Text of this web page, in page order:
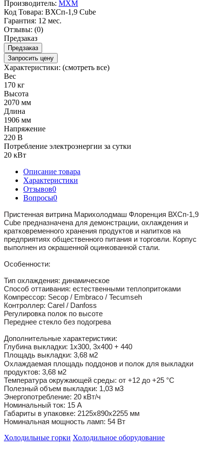
Производитель: МХМ
Код Товара: ВХСп-1,9 Cube
Гарантия: 12 мес.
Отзывы: (0)
Предзаказ
Предзаказ
Запросить цену
Характеристики: (смотреть все)
Вес
170 кг
Высота
2070 мм
Длина
1906 мм
Напряжение
220 В
Потребление электроэнергии за сутки
20 кВт
Описание товара
Характеристики
Отзывов0
Вопросы0
Пристенная витрина Марихолодмаш Флоренция ВХСп-1,9
Cube предназначена для демонстрации, охлаждения и
кратковременного хранения продуктов и напитков на
предприятиях общественного питания и торговли. Корпус
выполнен из окрашенной оцинкованной стали.
Особенности:
Тип охлаждения: динамическое
Способ оттаивания: естественными теплопритоками
Компрессор: Secop / Embraco / Tecumseh
Контроллер: Carel / Danfoss
Регулировка полок по высоте
Переднее стекло без подогрева
Дополнительные характеристики:
Глубина выкладки: 1х300, 3х400 + 440
Площадь выкладки: 3,68 м2
Охлаждаемая площадь поддонов и полок для выкладки
продуктов: 3,68 м2
​Температура окружающей среды: от +12 до +25 °С
Полезный объем выкладки: 1,03 м3
Энергопотребление: 20 кВт/ч
Номинальный ток: 15 А
Габариты в упаковке: 2125x890x2255 мм
Номинальная мощность ламп: 54 Вт
Холодильные горки Холодильное оборудование